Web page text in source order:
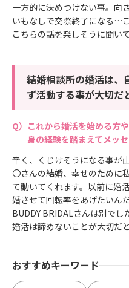
一方的に決めつけない事。向
いもなしで交際終了になる…
こちらの話を楽しそうに聞い
結婚相談所の婚活は、
ず活動する事が大切だ
これから婚活を始める方
身の経験を踏まえてメッ
辛く、くじけそうになる事が
〇さんの結婚、幸せのために
て動いてくれます。以前に婚
婚させて回転率をあげたいん
BUDDY BRIDALさんは別でし
婚活は諦めないことが大切だ
おすすめキーワード